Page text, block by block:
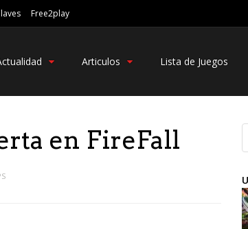
Free2play
Articulos Lista de Juegos
en FireFall